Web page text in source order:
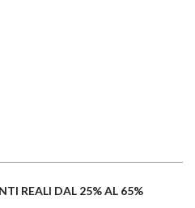
REALI DAL 25% AL 65%